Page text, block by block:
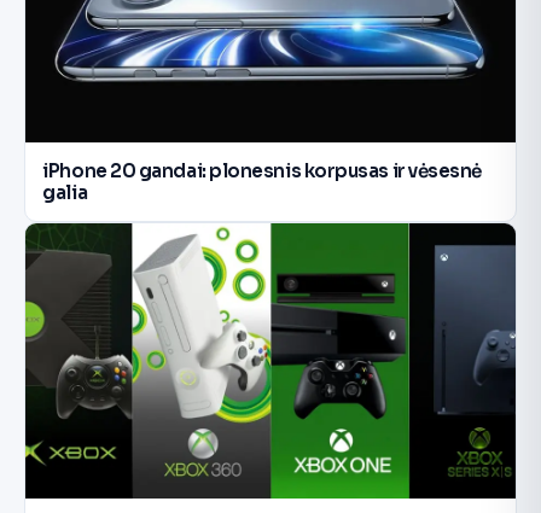
iPhone 20 gandai: plonesnis korpusas ir vėsesnė
galia